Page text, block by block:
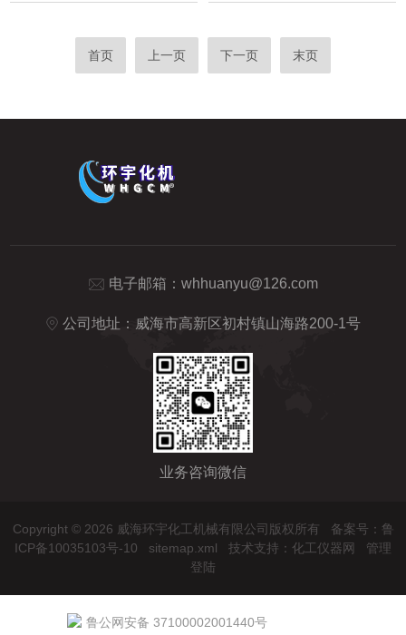
首页 上一页 下一页 末页
电子邮箱： whhuanyu@126.com
公司地址：威海市高新区初村镇山海路200-1号
业务咨询微信
Copyright © 2026 威海环宇化工机械有限公司版权所有 备案号：鲁
ICP备10035103号-10
sitemap.xml 技术支持： 化工仪器网
管理
登陆
鲁公网安备 37100002001440号